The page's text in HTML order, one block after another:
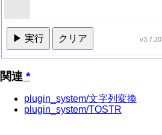
▶ 実行 クリア v3.7.20
関連 *
plugin_system/文字列変換
plugin_system/TOSTR